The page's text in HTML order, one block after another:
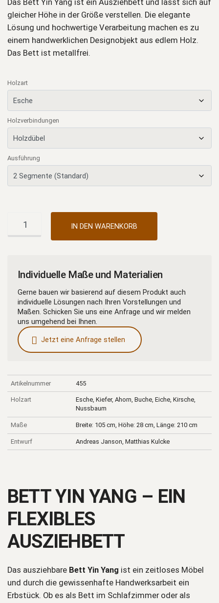
Das Bett Yin Yang ist ein Ausziehbett und lässt sich auf
gleicher Höhe in der Größe verstellen. Die elegante
Lösung und hochwertige Verarbeitung machen es zu
einem handwerklichen Designobjekt aus edlem Holz.
Das Bett ist metallfrei.
Holzart
Holzverbindungen
Ausführung
IN DEN WARENKORB
Individuelle Maße und Materialien
Gerne bauen wir basierend auf diesem Produkt auch
individuelle Lösungen nach Ihren Vorstellungen und
Maßen. Schicken Sie uns eine Anfrage und wir melden
uns umgehend bei Ihnen.
Jetzt eine Anfrage stellen
Artikelnummer 455
Holzart
Esche, Kiefer, Ahorn, Buche, Eiche, Kirsche,
Nussbaum
Maße Breite: 105 cm, Höhe: 28 cm, Länge: 210 cm
Entwurf Andreas Janson, Matthias Kulcke
BETT YIN YANG – EIN
FLEXIBLES
AUSZIEHBETT
Das ausziehbare Bett Yin Yang ist ein zeitloses Möbel
und durch die gewissenhafte Handwerksarbeit ein
Erbstück. Ob es als Bett im Schlafzimmer oder als